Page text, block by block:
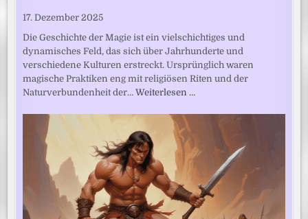
17. Dezember 2025
Die Geschichte der Magie ist ein vielschichtiges und
dynamisches Feld, das sich über Jahrhunderte und
verschiedene Kulturen erstreckt. Ursprünglich waren
magische Praktiken eng mit religiösen Riten und der
Naturverbundenheit der…Weiterlesen …